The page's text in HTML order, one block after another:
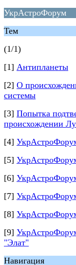
УкрАстроФорум
Тем
(1/1)
[1] Антипланеты
[2] О
системы
[3] Попытка
происхождении
[4]
[5]
[6]
[7]
[8]
[9]
"Элат"
Навигация